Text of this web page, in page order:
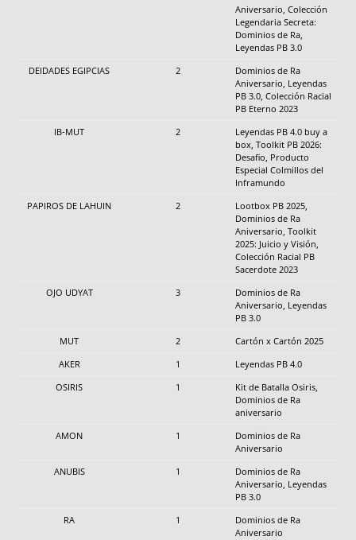
Aniversario, Colección
Legendaria Secreta:
Dominios de Ra,
Leyendas PB 3.0
DEIDADES EGIPCIAS
2
Dominios de Ra
Aniversario, Leyendas
PB 3.0, Colección Racial
PB Eterno 2023
IB-MUT
2
Leyendas PB 4.0 buy a
box, Toolkit PB 2026:
Desafio, Producto
Especial Colmillos del
Inframundo
PAPIROS DE LAHUIN
2
Lootbox PB 2025,
Dominios de Ra
Aniversario, Toolkit
2025: Juicio y Visión,
Colección Racial PB
Sacerdote 2023
OJO UDYAT
3
Dominios de Ra
Aniversario, Leyendas
PB 3.0
MUT
2
Cartón x Cartón 2025
AKER
1
Leyendas PB 4.0
OSIRIS
1
Kit de Batalla Osiris,
Dominios de Ra
aniversario
AMON
1
Dominios de Ra
Aniversario
ANUBIS
1
Dominios de Ra
Aniversario, Leyendas
PB 3.0
RA
1
Dominios de Ra
Aniversario